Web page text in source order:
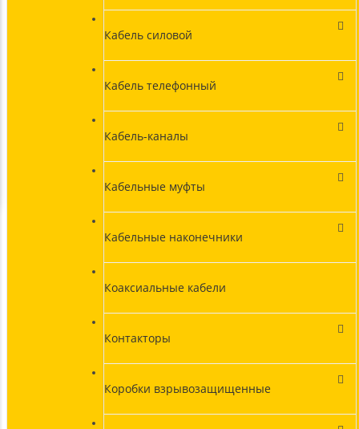
Кабель силовой
Кабель телефонный
Кабель-каналы
Кабельные муфты
Кабельные наконечники
Коаксиальные кабели
Контакторы
Коробки взрывозащищенные